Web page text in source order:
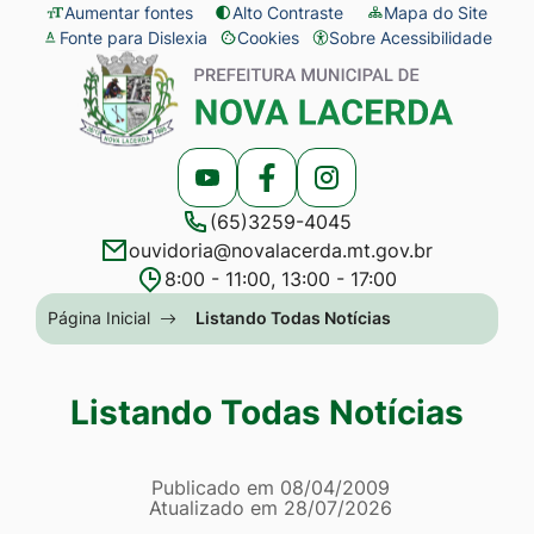
Seção
de
atalhos
acessibilidade
Ir
para
conteúdo
menu
[alt+2]
para
Aumentar fontes Alto Contraste
Mapa do Site
Fonte para Dislexia
Cookies
Abrir
preferências
de
cookies
Sobre Acessibilidade
Seção
menu
Acessar
a
Rede
Social
Acessar
a
Rede
Social
Acessar
a
Rede
Social
(65)3259-4045
ouvidoria@novalacerda.mt.gov.br
8:00 - 11:00, 13:00 - 17:00
Seção
do
principal
Página Inicial Listando Todas Notícias
Listando Todas Notícias
Página Listando Todas
Informações
Publicado em 08/04/2009
Atualizado em 28/07/2026